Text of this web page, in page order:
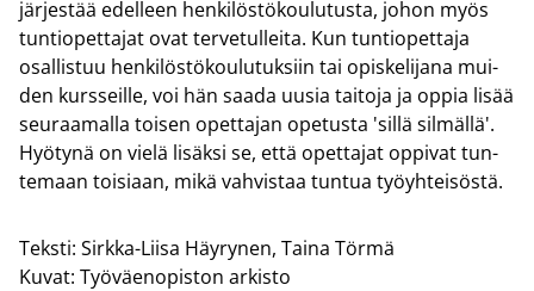
jär­jes­tää edel­leen hen­ki­lös­tö­kou­lu­tus­ta, johon myös
tun­tio­pet­ta­jat ovat ter­ve­tul­lei­ta. Kun tun­tio­pet­ta­ja
osal­lis­tuu hen­ki­lös­tö­kou­lu­tuk­siin tai opis­ke­li­ja­na mui­
den kurs­seil­le, voi hän saada uusia tai­to­ja ja oppia lisää
seu­raa­mal­la toi­sen opet­ta­jan ope­tus­ta 'sillä sil­mäl­lä'.
Hyö­ty­nä on vielä li­säk­si se, että opet­ta­jat op­pi­vat tun­
te­maan toi­si­aan, mikä vah­vis­taa tun­tua työyh­tei­sös­tä.
Teksti: Sirkka-Liisa Häyrynen, Taina Törmä
Kuvat: Työväenopiston arkisto